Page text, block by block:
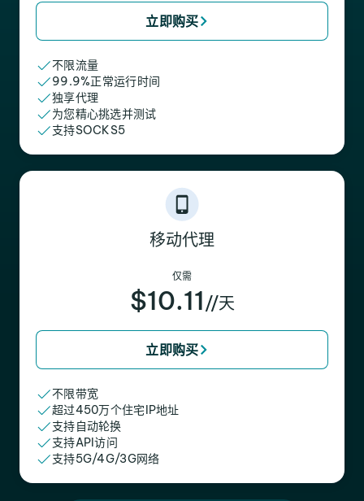
立即购买
不限流量
99.9%正常运行时间
独享代理
为您精心挑选并测试
支持SOCKS5
移动代理
仅需
$10.11 //天
立即购买
不限带宽
超过450万个住宅IP地址
支持自动轮换
支持API访问
支持5G/4G/3G网络